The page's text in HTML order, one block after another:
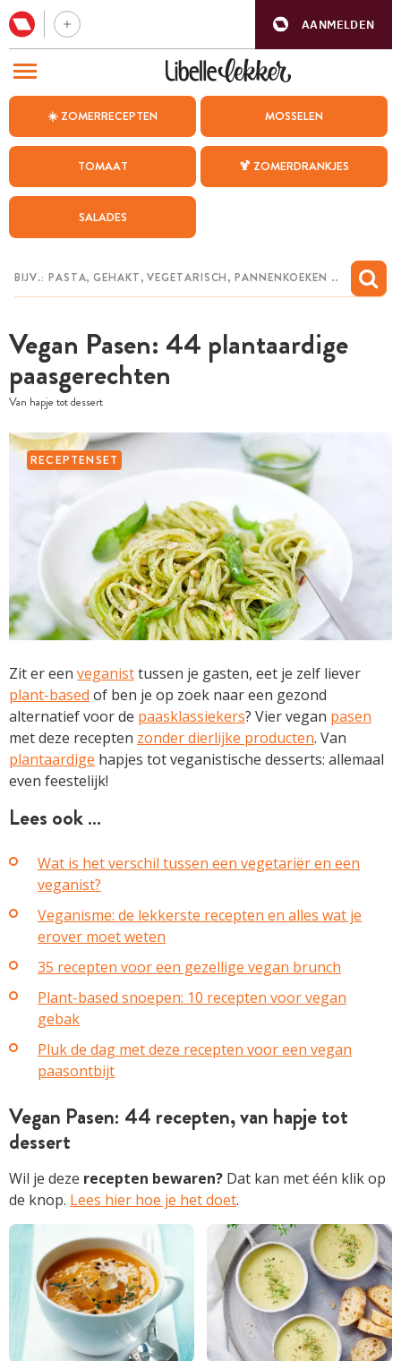
AANMELDEN
☀️ ZOMERRECEPTEN MOSSELEN
TOMAAT 🍹 ZOMERDRANKJES
SALADES
Vegan Pasen: 44 plantaardige
paasgerechten
Van hapje tot dessert
RECEPTENSET
Zit er een veganisttussen je gasten, eet je zelf liever
plant-based of ben je op zoek naar een gezond
alternatief voor de paasklassiekers? Vier vegan pasen
met deze recepten zonder dierlijke producten. Van
plantaardige hapjes tot veganistische desserts: allemaal
even feestelijk!
Lees ook …
Wat is het verschil tussen een vegetariër en een
veganist?
Veganisme: de lekkerste recepten en alles wat je
erover moet weten
35 recepten voor een gezellige vegan brunch
Plant-based snoepen: 10 recepten voor vegan
gebak
Pluk de dag met deze recepten voor een vegan
paasontbijt
Vegan Pasen: 44 recepten, van hapje tot
dessert
Wil je deze recepten bewaren? Dat kan met één klik op
de knop. Lees hier hoe je het doet.
BEZOEK ONZE ANDERE WEBSITES
WEEKMENU
CHAT MET MAIA
MIJN BEWAARDE RECEPTEN